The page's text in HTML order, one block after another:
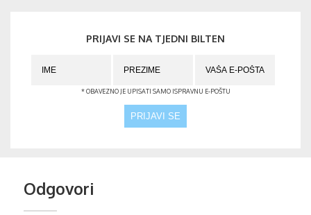
PRIJAVI SE NA TJEDNI BILTEN
* OBAVEZNO JE UPISATI SAMO ISPRAVNU E-POŠTU
Odgovori